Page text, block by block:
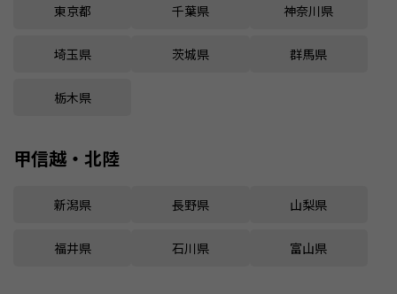
東京都 千葉県 神奈川県
埼玉県 茨城県 群馬県
栃木県
甲信越・北陸
新潟県 長野県 山梨県
福井県 石川県 富山県